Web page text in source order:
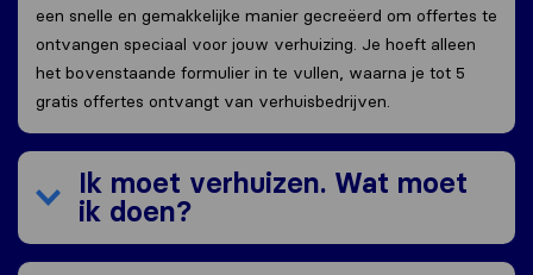
een snelle en gemakkelijke manier gecreëerd om offertes te
ontvangen speciaal voor jouw verhuizing. Je hoeft alleen
het bovenstaande formulier in te vullen, waarna je tot 5
gratis offertes ontvangt van verhuisbedrijven.
Ik moet verhuizen. Wat moet
ik doen?